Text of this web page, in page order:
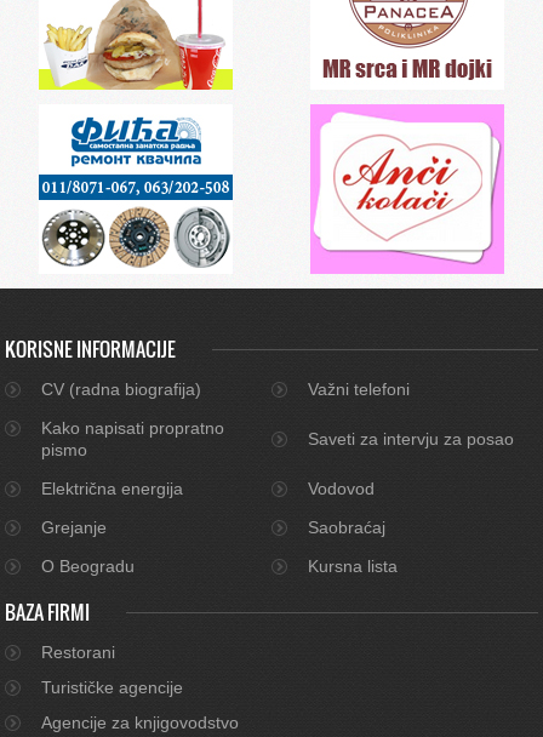
KORISNE INFORMACIJE
CV (radna biografija)
Važni telefoni
Kako napisati propratno
pismo
Saveti za intervju za posao
Električna energija
Vodovod
Grejanje
Saobraćaj
O Beogradu
Kursna lista
BAZA FIRMI
Restorani
Turističke agencije
Agencije za knjigovodstvo